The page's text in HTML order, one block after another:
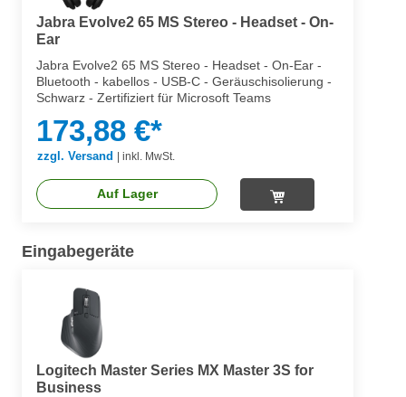
Jabra Evolve2 65 MS Stereo - Headset - On-
Ear
Jabra Evolve2 65 MS Stereo - Headset - On-Ear -
Bluetooth - kabellos - USB-C - Geräuschisolierung -
Schwarz - Zertifiziert für Microsoft Teams
173,88 €*
zzgl. Versand inkl. MwSt.
Auf Lager
Eingabegeräte
Logitech Master Series MX Master 3S for
Business